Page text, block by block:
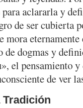
aclararla y
de ser cubierta
mora
dogmas y
el pensamiento
de ver